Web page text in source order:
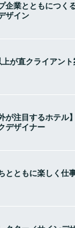
企業とともにつく
ザイン
上が直クライアン
が注目するホテル
デザイナー
とともに楽しく仕